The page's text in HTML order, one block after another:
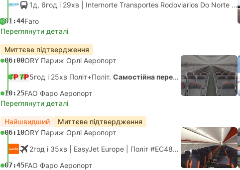
1д, 6год і 29хв | Internorte Transportes Rodoviarios Do Norte
+201:44Faro
Переглянути деталі
Миттєве підтвердження
06:00ORY Париж Орлі Аеропорт
5год і 25хв Політ+Політ. Самостійна пересадка
10:25FAO Фаро Аеропорт
Переглянути деталі
Найшвидший Миттєве підтвердження
06:10ORY Париж Орлі Аеропорт
2год і 35хв | EasyJet Europe Політ #EC4883 |Економ
07:45FAO Фаро Аеропорт